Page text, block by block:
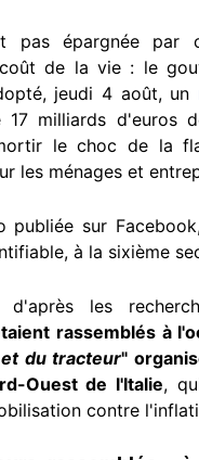
pas épargnée par
de la vie : le
jeudi 4 août, un
17 milliards d'euros
le choc de la
les ménages et
publiée sur
à la sixième
d'après les
rassemblés à
du tracteur"
Ouest de l'Italie,
contre